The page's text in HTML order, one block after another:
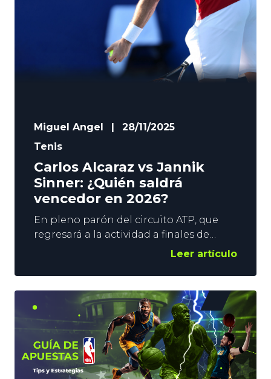
Miguel Angel
28/11/2025
Tenis
Carlos Alcaraz vs Jannik
Sinner: ¿Quién saldrá
vencedor en 2026?
En pleno parón del circuito ATP, que
regresará a la actividad a finales de
diciembre en Brisbane, YoSports ha
sobre la gran rivalidad de la actualidad
en el universo tenístico. Carlos Alcaraz
vs Jannik Sinner: ¿Cuál de los dos estará
por delante del otro en el ranking a
estas
Leer artículo